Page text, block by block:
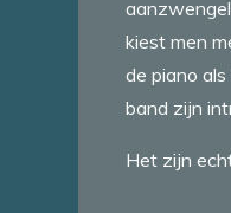
kiest men
de piano
band zijn
Het zijn